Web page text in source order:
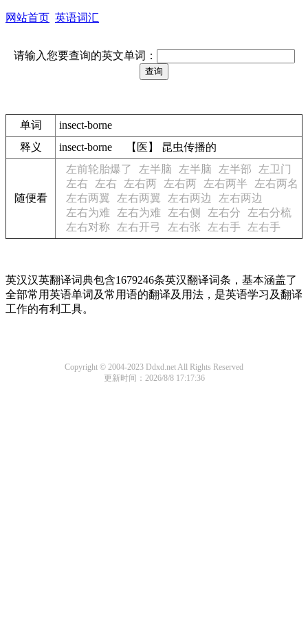
网站首页 英语词汇
请输入您要查询的英文单词：
单词
insect-borne
释义
insect-borne 【医】 昆虫传播的
随便看
左前轮胎爆了 左半脑 左半脑 左半部
左卫门
左右
左右 左右两 左右两 左右两半
左右两名
左右两翼
左右两翼 左右两边
左右两边
左右为难
左右为难 左右侧 左右分
左右分梳
左右对称
左右开弓 左右张 左右手 左右手
英汉汉英翻译词典包含1679246条英汉翻译词条，基本涵盖了
全部常用英语单词及常用语的翻译及用法，是英语学习及翻译
工作的有利工具。
Copyright © 2004-2023 Ddxd.net All Rights Reserved
更新时间：2026/8/8 17:17:36